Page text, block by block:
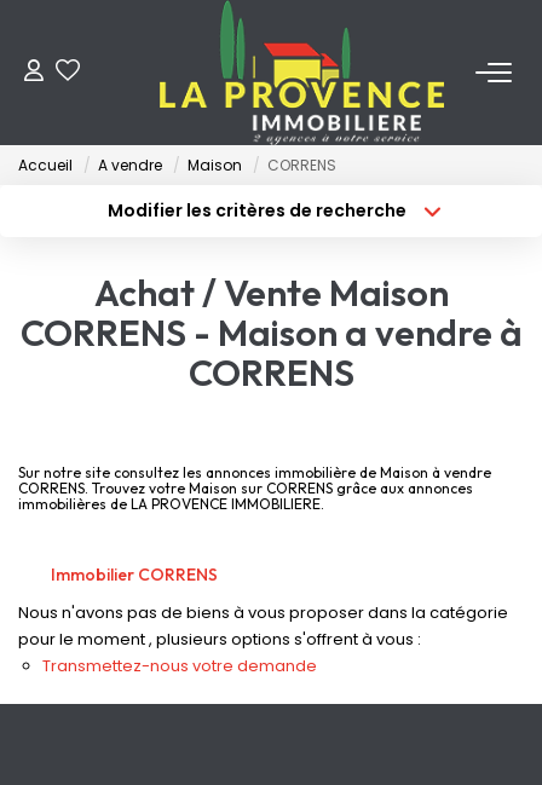
ACHETER
FAIRE GÉRER
Qui Sommes-Nous
Notre Équipe
CONTACT
Accueil A vendre Maison CORRENS
Modifier les critères de recherche
Sélectionnez...
Type de bien
Surface min
Plus de critères
Achat / Vente Maison
CORRENS - Maison a vendre à
CORRENS
Sur notre site consultez les annonces immobilière de Maison à vendre
CORRENS. Trouvez votre Maison sur CORRENS grâce aux annonces
immobilières de LA PROVENCE IMMOBILIERE.
Immobilier CORRENS
Nous n'avons pas de biens à vous proposer dans la catégorie
pour le moment , plusieurs options s'offrent à vous :
Transmettez-nous votre demande